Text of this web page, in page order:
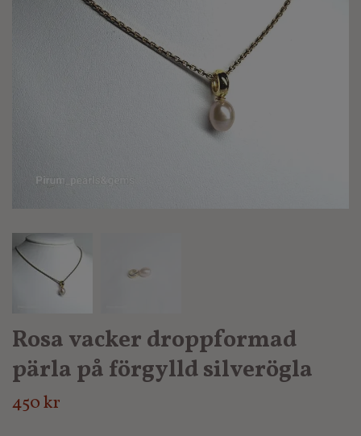
Rosa vacker droppformad
pärla på förgylld silverögla
450 kr